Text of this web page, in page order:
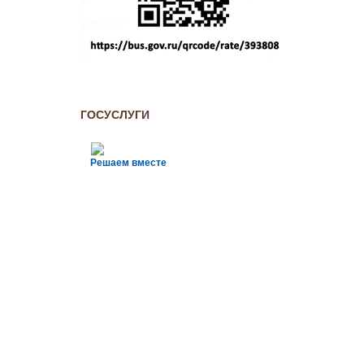
ГОСУСЛУГИ
Решаем вместе